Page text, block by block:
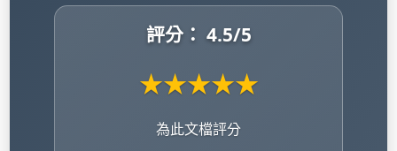
評分： 4.5/5
★★★★★
為此文檔評分